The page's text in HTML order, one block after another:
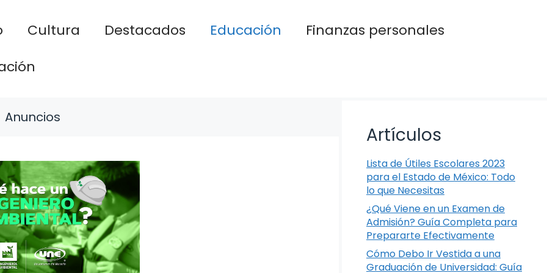
Cultura Destacados Educación
Finanzas personales
Anuncios
Artículos
Lista de Útiles Escolares 2023
para el Estado de México: Todo
lo que Necesitas
¿Qué Viene en un Examen de
Admisión? Guía Completa para
Prepararte Efectivamente
Cómo Debo Ir Vestida a una
Graduación de Universidad: Guía